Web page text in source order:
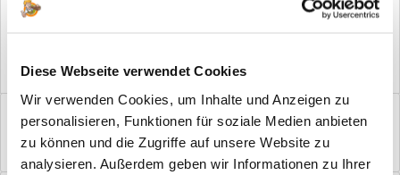
Diese Webseite verwendet Cookies
Wir verwenden Cookies, um Inhalte und Anzeigen zu
personalisieren, Funktionen für soziale Medien anbieten
zu können und die Zugriffe auf unsere Website zu
analysieren. Außerdem geben wir Informationen zu Ihrer
Vorteile
Windfangelemente online am Bildschirm konfigurieren und
einbaufertig bestellen. In wenigen...